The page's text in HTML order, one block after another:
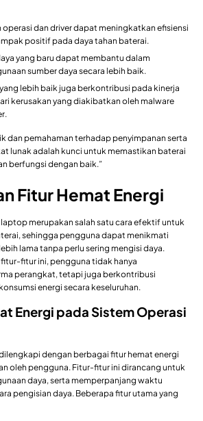
operasi dan driver dapat meningkatkan efisiensi
positif pada daya tahan baterai.
yang baru dapat membantu dalam
sumber daya secara lebih baik.
lebih baik juga berkontribusi pada kinerja
kerusakan yang diakibatkan oleh malware
dan pemahaman terhadap penyimpanan serta
lunak adalah kunci untuk memastikan baterai
berfungsi dengan baik.”
Fitur Hemat Energi
merupakan salah satu cara efektif untuk
sehingga pengguna dapat menikmati
lama tanpa perlu sering mengisi daya.
fitur ini, pengguna tidak hanya
perangkat, tetapi juga berkontribusi
energi secara keseluruhan.
Energi pada Sistem Operasi
dengan berbagai fitur hemat energi
oleh pengguna. Fitur-fitur ini dirancang untuk
daya, serta memperpanjang waktu
pengisian daya. Beberapa fitur utama yang